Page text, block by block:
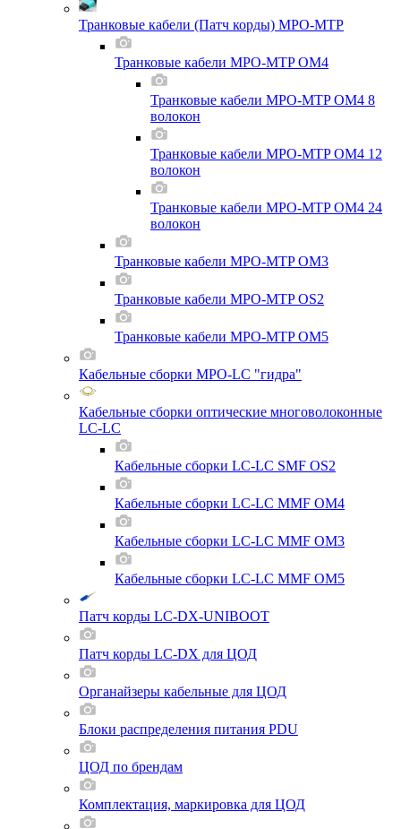
Транковые кабели (Патч корды) MPO-MTP
Транковые кабели MPO-MTP OM4
Транковые кабели MPO-MTP OM4 8
волокон
Транковые кабели MPO-MTP OM4 12
волокон
Транковые кабели MPO-MTP OM4 24
волокон
Транковые кабели MPO-MTP OM3
Транковые кабели MPO-MTP OS2
Транковые кабели MPO-MTP OM5
Кабельные сборки MPO-LC "гидра"
Кабельные сборки оптические многоволоконные
LC-LC
Кабельные сборки LC-LC SMF OS2
Кабельные сборки LC-LC MMF OM4
Кабельные сборки LC-LC MMF OM3
Кабельные сборки LC-LC MMF OM5
Патч корды LC-DX-UNIBOOT
Патч корды LC-DX для ЦОД
Органайзеры кабельные для ЦОД
Блоки распределения питания PDU
ЦОД по брендам
Комплектация, маркировка для ЦОД